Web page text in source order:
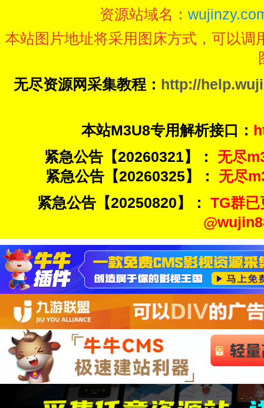
资源站域名：
本站图片地址将采用图床方式，可以
无尽资源网采集教程： http://
本站M3U8专用解析接口：
紧急公告【20260321】：
无尽
紧急公告【20260325】：
无尽
紧急公告【20250820】：
TG群